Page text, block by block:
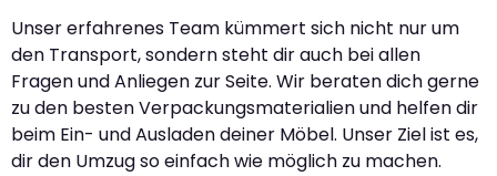
Unser erfahrenes Team kümmert sich nicht nur um
den Transport, sondern steht dir auch bei allen
Fragen und Anliegen zur Seite. Wir beraten dich gerne
zu den besten Verpackungsmaterialien und helfen dir
beim Ein- und Ausladen deiner Möbel. Unser Ziel ist es,
dir den Umzug so einfach wie möglich zu machen.